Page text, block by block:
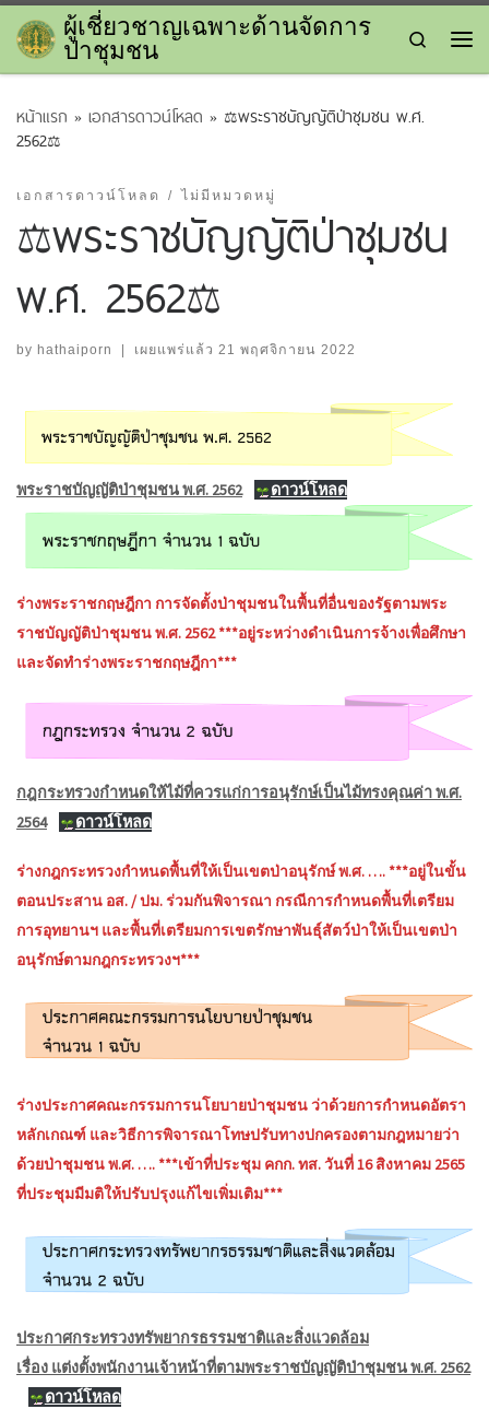
Skip to content
ผู้เชี่ยวชาญเฉพาะด้านจัดการ
ป่าชุมชน Search
หน้าแรก » เอกสารดาวน์โหลด » ⚖พระราชบัญญัติป่าชุมชน พ.ศ.
2562⚖
เอกสารดาวน์โหลด ไม่มีหมวดหมู่
⚖พระราชบัญญัติป่าชุมชน
พ.ศ. 2562⚖
by hathaiporn | เผยแพร่แล้ว 21 พฤศจิกายน 2022
พระราชบัญญัติป่าชุมชน พ.ศ. 2562 ดาวน์โหลด
ร่างพระราชกฤษฎีกา การจัดตั้งป่าชุมชนในพื้นที่อื่นของรัฐตามพระ
ราชบัญญัติป่าชุมชน พ.ศ. 2562 ***อยู่ระหว่างดำเนินการจ้างเพื่อศึกษา
และจัดทำร่างพระราชกฤษฎีกา***
กฎกระทรวงกำหนดให้ไม้ที่ควรแก่การอนุรักษ์เป็นไม้ทรงคุณค่า พ.ศ.
2564
ดาวน์โหลด
ร่างกฎกระทรวงกำหนดพื้นที่ให้เป็นเขตป่าอนุรักษ์ พ.ศ. …. ***อยู่ในขั้น
ตอนประสาน อส. / ปม. ร่วมกันพิจารณา กรณีการกำหนดพื้นที่เตรียม
การอุทยานฯ และพื้นที่เตรียมการเขตรักษาพันธุ์สัตว์ป่าให้เป็นเขตป่า
อนุรักษ์ตามกฎกระทรวงฯ***
ร่างประกาศคณะกรรมการนโยบายป่าชุมชน ว่าด้วยการกำหนดอัตรา
หลักเกณฑ์ และวิธีการพิจารณาโทษปรับทางปกครองตามกฎหมายว่า
ด้วยป่าชุมชน พ.ศ. …. ***เข้าที่ประชุม คกก. ทส. วันที่ 16 สิงหาคม 2565
ที่ประชุมมีมติให้ปรับปรุงแก้ไขเพิ่มเติม***
ประกาศกระทรวงทรัพยากรธรรมชาติและสิ่งแวดล้อม
เรื่อง แต่งตั้งพนักงานเจ้าหน้าที่ตามพระราชบัญญัติป่าชุมชน พ.ศ. 2562
ดาวน์โหลด